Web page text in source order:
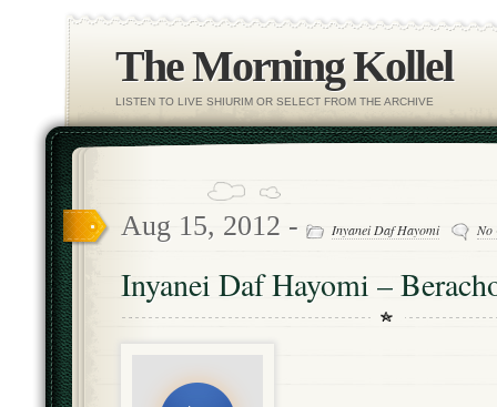
The Morning Kollel
LISTEN TO LIVE SHIURIM OR SELECT FROM THE ARCHIVE
Aug 15, 2012 - Inyanei Daf Hayomi No
Inyanei Daf Hayomi –